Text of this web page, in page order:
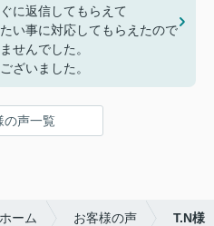
に返信してもらえて
い事に対応してもらえたので
せんでした。
ざいました。
の声一覧
ーム お客様の声 T.N様